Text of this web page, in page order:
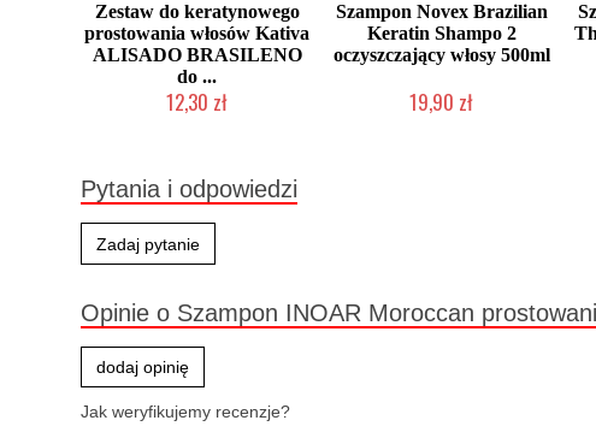
Zestaw do keratynowego
prostowania włosów Kativa
ALISADO BRASILENO
do ...
12,30 zł
Szampon Novex Brazilian
Keratin Shampo 2
oczyszczający włosy 500ml
19,90 zł
Pytania i odpowiedzi
Zadaj pytanie
Opinie o Szampon INOAR Moroccan
dodaj opinię
Jak weryfikujemy recenzje?